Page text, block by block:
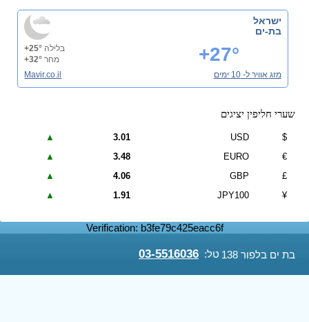
בת ים בלפור 138 טל: 03-5516036
ישראל
בת-ים
+27° בלילה +25°
מחר +32°
מזג אוויר ל- 10 ימים
Mavir.co.il
שערי חליפין יציגים
$
USD
3.01
▲
€
EURO
3.48
▲
£
GBP
4.06
▲
¥
JPY100
1.91
▲
Verification: b3fe79c425eacc6f